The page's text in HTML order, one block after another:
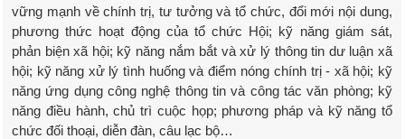
vững mạnh về chính trị, tư tưởng và tổ chức, đổi mới nội dung,
phương thức hoạt động của tổ chức Hội; kỹ năng giám sát,
phản biện xã hội; kỹ năng nắm bắt và xử lý thông tin dư luận xã
hội; kỹ năng xử lý tình huống và điểm nóng chính trị - xã hội; kỹ
năng ứng dụng công nghệ thông tin và công tác văn phòng; kỹ
năng điều hành, chủ trì cuộc họp; phương pháp và kỹ năng tổ
chức đối thoại, diễn đàn, câu lạc bộ…